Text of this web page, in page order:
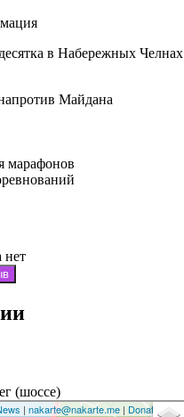
в Набережных Челнах
Майдана
марафонов
нет
(шоссе)